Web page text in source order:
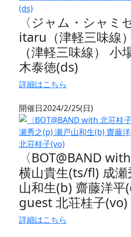
〈ジャム・シャミ
itaru（津軽三味線
（津軽三味線） 小
木泰徳(ds)
詳細はこちら
開催日2024/2/25(日)
〈BOT@BAND
横山貴生(ts/fl) 成
山和生(b) 齋藤洋平
guest 北荘桂子(vo)
詳細はこちら